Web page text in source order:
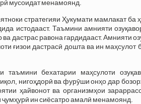
мусоидат менамоянд.
стратегияи Ҳукумати мамлакат ба
истодааст. Таъмини амнияти
дастрас равона гардидааст. Амнияти
ғизои дастрасӣ дошта ва ин маҳсулот
таъмини бехатарии маҳсулоти
нигоҳдорӣ ва фурӯши онҳо дар
ҳайвонот ва организмҳои
ин сиёсатро амалӣ менамоянд.